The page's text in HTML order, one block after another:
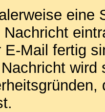
eine
E-Mail fertig